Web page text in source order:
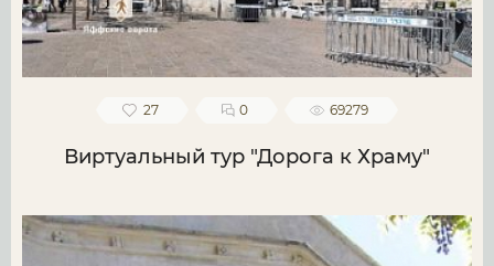
27 0 69279
Виртуальный тур "Дорога к Храму"